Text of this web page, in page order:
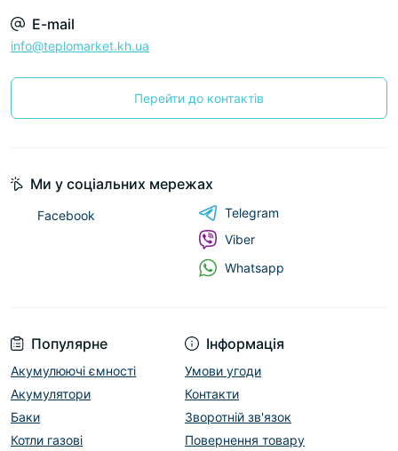
E-mail
info@teplomarket.kh.ua
Перейти до контактів
Популярне
Акумулюючі ємності
Акумулятори
Баки
Котли газові
Інформація
Умови угоди
Контакти
Зворотній зв'язок
Повернення товару
Ми у соціальних мережах
Facebook
Telegram
Viber
Whatsapp